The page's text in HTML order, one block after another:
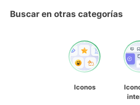
Buscar en otras categorías
Iconos